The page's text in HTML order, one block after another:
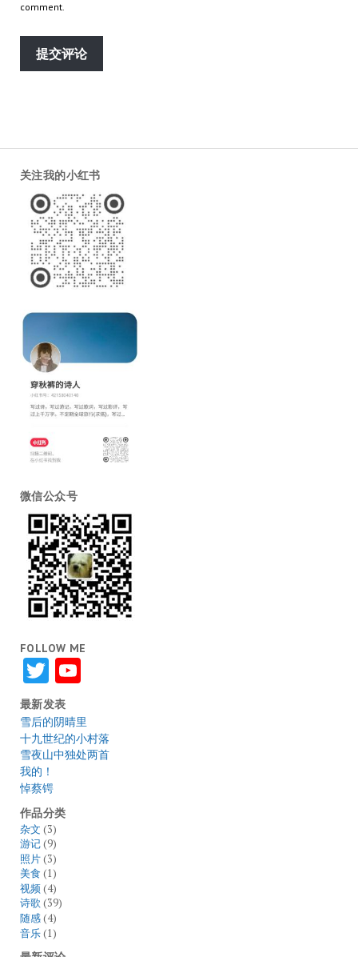
comment.
关注我的小红书
微信公众号
FOLLOW ME
TwitterYouTube
最新发表
雪后的阴晴里
十九世纪的小村落
雪夜山中独处两首
我的！
悼蔡锷
作品分类
杂文 (3)
游记(9)
照片(3)
美食 (1)
视频(4)
诗歌(39)
随感(4)
音乐(1)